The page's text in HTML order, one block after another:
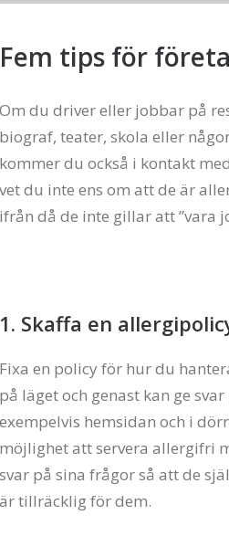
Fem tips för
Om du driver eller jobbar på
biograf, teater, skola eller
kommer du också i kontakt
vet du inte ens om att de är
ifrån då de inte gillar att ”vara
1. Skaffa en
Fixa en policy för hur du
på läget och genast kan ge
exempelvis hemsidan och i
möjlighet att servera allergifri
svar på sina frågor så att de
är tillräcklig för dem.